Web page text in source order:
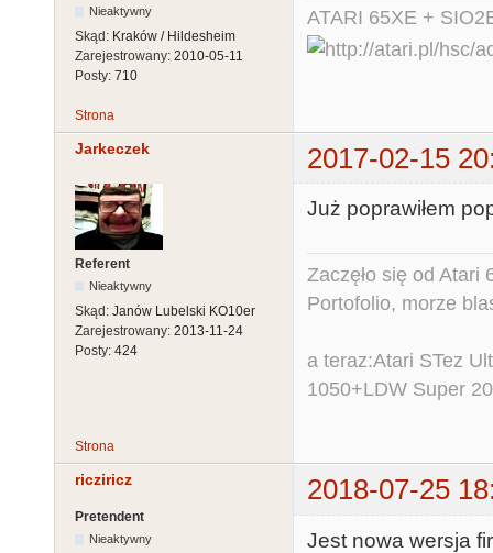
Nieaktywny
Skąd: Kraków / Hildesheim
Zarejestrowany: 2010-05-11
Posty: 710
ATARI 65XE +
Strona
Jarkeczek 2017-02-15
Referent
Nieaktywny
Skąd: Janów Lubelski KO10er
Zarejestrowany: 2013-11-24
Posty: 424
Już poprawiłem
Zaczęło się od Atari
Portofolio, morze
a teraz:Atari STez
1050+LDW Super
Strona
ricziricz 2018-07-25
Pretendent
Nieaktywny
Jest nowa wersja